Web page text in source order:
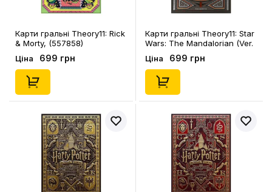
Карти гральні Theory11: Rick
& Morty, (557858)
Ціна 699 грн
Карти гральні Theory11: Star
Wars: The Mandalorian (Ver.
2), (55797)
Ціна 699 грн